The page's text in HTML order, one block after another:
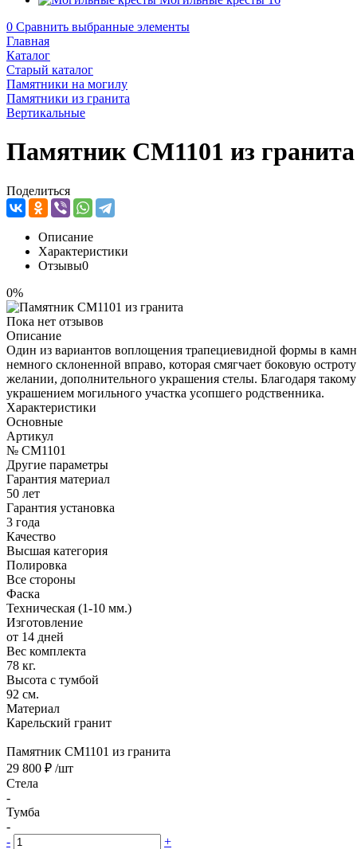
0 Сравнить выбранные элементы
Главная
Каталог
Старый каталог
Памятники на могилу
Памятники из гранита
Вертикальные
Памятник CM1101 из гранита
Поделиться
Описание
Характеристики
Отзывы0
0%
Пока нет отзывов
Описание
Один из вариантов воплощения трапециевидной формы в
немного склоненной вправо, которая смягчает боковую
желании, дополнительного украшения стелы. Благодаря
украшением могильного участка усопшего родственника.
Характеристики
Основные
Артикул
№ CM1101
Другие параметры
Гарантия материал
50 лет
Гарантия установка
3 года
Качество
Высшая категория
Полировка
Все стороны
Фаска
Техническая (1-10 мм.)
Изготовление
от 14 дней
Вес комплекта
78 кг.
Высота с тумбой
92 см.
Материал
Карельский гранит
Памятник CM1101 из гранита
29 800 ₽ /шт
Стела
-
Тумба
-
-
+